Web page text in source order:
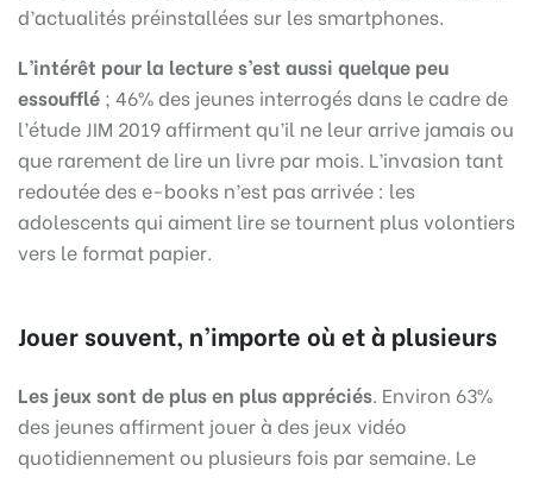
d’actualités préinstallées sur les smartphones.
L’intérêt pour la lecture s’est aussi quelque peu
essoufflé ; 46% des jeunes interrogés dans le cadre de
l’étude JIM 2019 affirment qu’il ne leur arrive jamais ou
que rarement de lire un livre par mois. L’invasion tant
redoutée des e-books n’est pas arrivée : les
adolescents qui aiment lire se tournent plus volontiers
vers le format papier.
Jouer souvent, n’importe où et à plusieurs
Les jeux sont de plus en plus appréciés. Environ 63%
des jeunes affirment jouer à des jeux vidéo
quotidiennement ou plusieurs fois par semaine. Le